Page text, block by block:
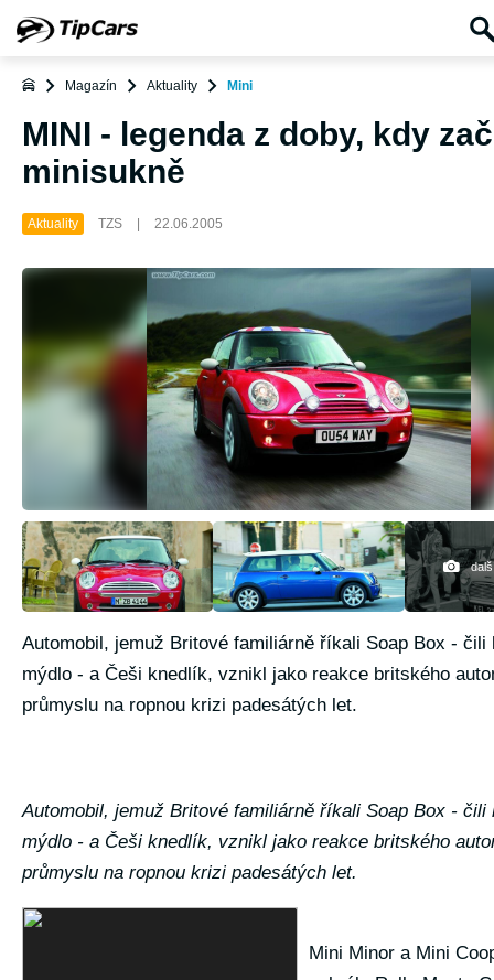
Magazín Aktuality Mini
MINI - legenda z doby, kdy
minisukně
Aktuality TZS 22.06.2005
Automobil, jemuž Britové familiárně říkali Soap Box - čili
mýdlo - a Češi knedlík, vznikl jako reakce britského
průmyslu na ropnou krizi padesátých let.
Automobil, jemuž Britové familiárně říkali Soap Box - čili
mýdlo - a Češi knedlík, vznikl jako reakce britského
průmyslu na ropnou krizi padesátých let.
Mini Minor a Mini